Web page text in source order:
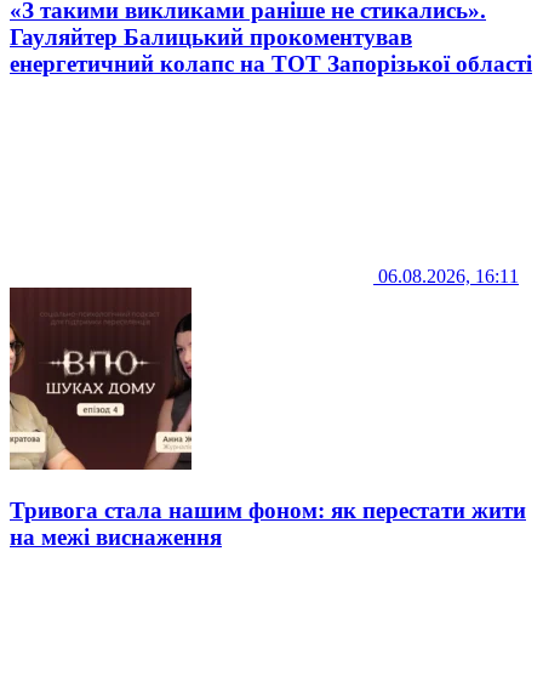
«З такими викликами раніше не стикались».
Гауляйтер Балицький прокоментував
енергетичний колапс на ТОТ Запорізької області
06.08.2026, 16:11
Тривога стала нашим фоном: як перестати жити
на межі виснаження